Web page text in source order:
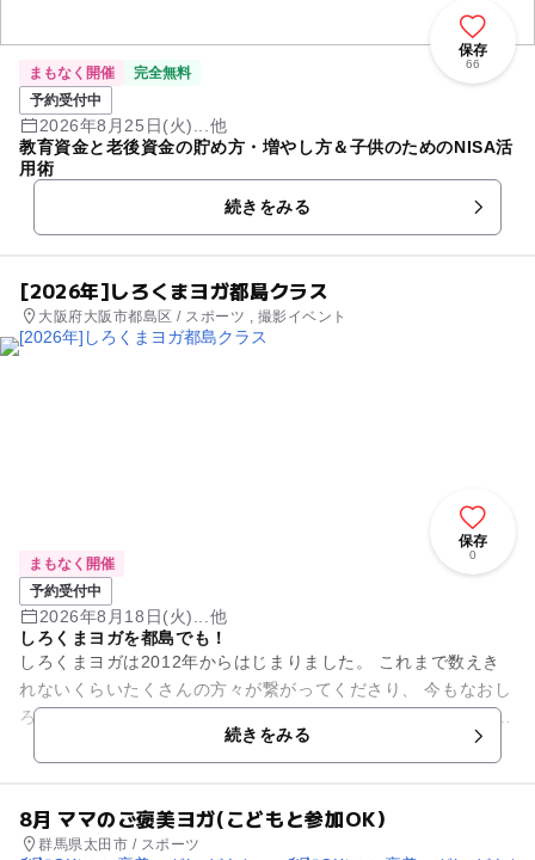
保存
66
まもなく開催
完全無料
予約受付中
2026年8月25日(火)...他
教育資金と老後資金の貯め方・増やし方＆子供のためのNISA活
用術
続きをみる
[2026年]しろくまヨガ都島クラス
大阪府大阪市都島区 / スポーツ , 撮影イベント
保存
0
まもなく開催
予約受付中
2026年8月18日(火)...他
しろくまヨガを都島でも！
しろくまヨガは2012年からはじまりました。 これまで数えき
れないくらいたくさんの方々が繋がってくださり、 今もなおし
ろくまヨガの活動を続けられることがとても幸せです。 ♡ママ
続きをみる
8月 ママのご褒美ヨガ(こどもと参加OK）
群馬県太田市 / スポーツ